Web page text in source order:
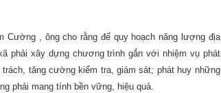
Cường , ông cho rằng để quy hoạch năng lượng địa
phải xây dựng chương trình gắn với nhiệm vụ phát
tăng cường kiểm tra, giám sát; phát huy những
phải mang tính bền vững, hiệu quả.